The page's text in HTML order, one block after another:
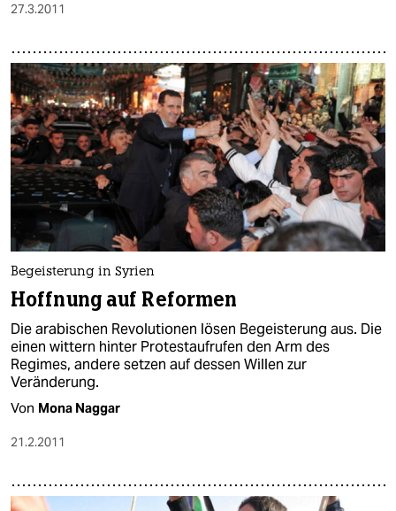
27.3.2011
Begeisterung in Syrien
Hoffnung auf Reformen
Die arabischen Revolutionen lösen Begeisterung aus. Die
einen wittern hinter Protestaufrufen den Arm des
Regimes, andere setzen auf dessen Willen zur
Veränderung.
Von Mona Naggar
21.2.2011